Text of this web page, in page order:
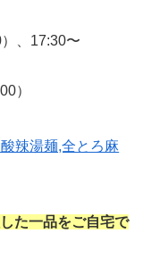
、17:30〜
）
辣湯麺,全とろ麻
た一品をご自宅で